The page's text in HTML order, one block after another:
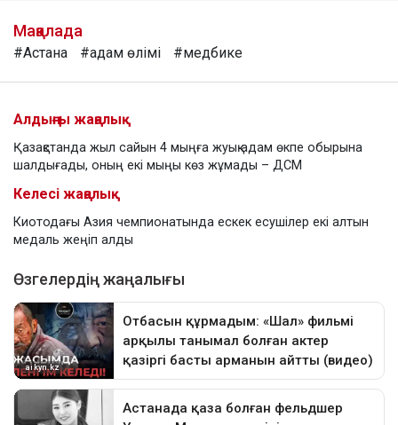
Мақалада
#Астана #адам өлімі #медбике
Алдыңғы жаңалық
Қазақстанда жыл сайын 4 мыңға жуық адам өкпе обырына
шалдығады, оның екі мыңы көз жұмады – ДСМ
Келесі жаңалық
Киотодағы Азия чемпионатында ескек есушілер екі алтын
медаль жеңіп алды